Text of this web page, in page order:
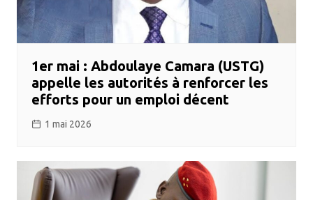
1er mai : Abdoulaye Camara (USTG)
appelle les autorités à renforcer les
efforts pour un emploi décent
1 mai 2026